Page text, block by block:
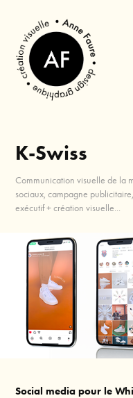
K-Swiss
Communication visuelle de la
sociaux, campagne
exécutif + création visuelle...
Social media pour le